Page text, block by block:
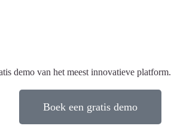
demo van het meest innovatieve platform.
Boek een gratis demo